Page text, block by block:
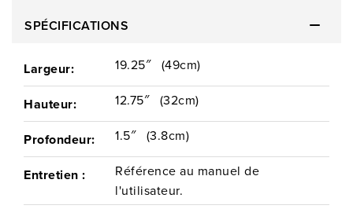
SPÉCIFICATIONS
Largeur: 19.25″(49cm)
Hauteur: 12.75″(32cm)
Profondeur: 1.5″(3.8cm)
Entretien :
Référence au manuel de
l'utilisateur.